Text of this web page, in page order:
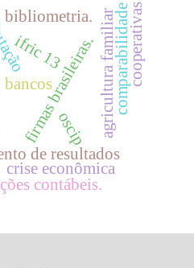
de resultados
firmas brasileiras.agricultura familiar
bibliometria.
bancos
crise econômica
oscip
contábeis.
ifric 13 comparabilidadecooperativas